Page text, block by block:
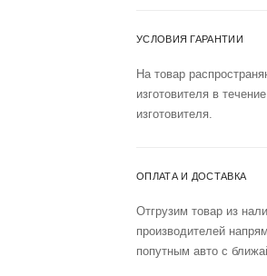
УСЛОВИЯ ГАРАНТИИ
На товар
изготовителя в
изготовителя.
ОПЛАТА И ДОСТАВКА
Отгрузим товар из
производителей
попутным авто с